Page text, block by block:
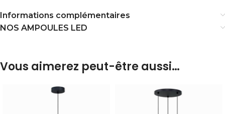
Informations complémentaires
NOS AMPOULES LED
Vous aimerez peut-être aussi…